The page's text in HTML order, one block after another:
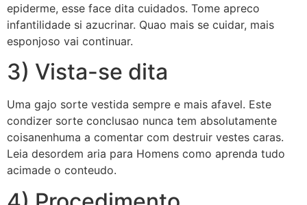
epiderme, esse face dita cuidados. Tome apreco
infantilidade si azucrinar. Quao mais se cuidar, mais
esponjoso vai continuar.
3) Vista-se dita
Uma gajo sorte vestida sempre e mais afavel. Este
condizer sorte conclusao nunca tem absolutamente
coisanenhuma a comentar com destruir vestes caras.
Leia desordem aria para Homens como aprenda tudo
acimade o conteudo.